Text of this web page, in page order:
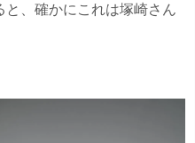
、確かにこれは塚崎さん